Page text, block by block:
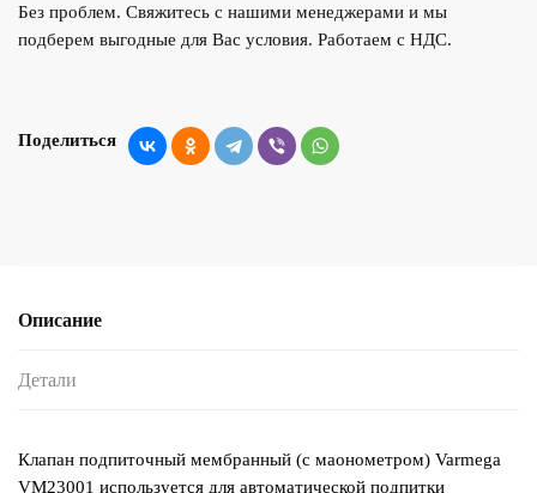
Без проблем. Свяжитесь с нашими менеджерами и мы
подберем выгодные для Вас условия. Работаем с НДС.
Поделиться
Описание
Детали
Клапан подпиточный мембранный (с маонометром) Varmega
VM23001 используется для автоматической подпитки